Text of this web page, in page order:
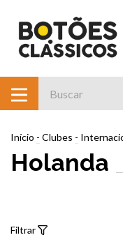
Início - Clubes -
Holanda
Filtrar